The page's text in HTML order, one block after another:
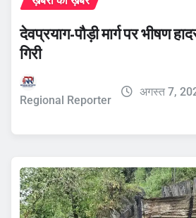
देवप्रयाग-पौड़ी मार्ग पर भीषण
गिरी
Regional Reporter
अगस्त 7,